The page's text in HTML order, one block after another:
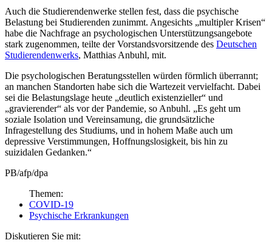
Auch die Studierendenwerke stellen fest, dass die psychische
Belastung bei Studierenden zunimmt. Ange­sichts „multipler Krisen“
habe die Nachfrage an psychologischen Unterstützungsangebote
stark zugenommen, teilte der Vorstandsvorsitzende des Deutschen
Studierendenwerks, Matthias Anbuhl, mit.
Die psychologischen Beratungsstellen würden förmlich überrannt;
an manchen Standorten habe sich die Wartezeit vervielfacht. Dabei
sei die Belastungslage heute „deutlich existenzieller“ und
„gravierender“ als vor der Pandemie, so Anbuhl. „Es geht um
soziale Isolation und Vereinsamung, die grundsätzliche
Infragestellung des Studiums, und in hohem Maße auch um
depressive Verstimmungen, Hoffnungslosigkeit, bis hin zu
suizidalen Gedanken.“
PB/afp/dpa
Themen:
COVID-19
Psychische Erkrankungen
Diskutieren Sie mit: